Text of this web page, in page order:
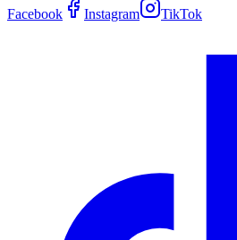
Facebook Instagram TikTok